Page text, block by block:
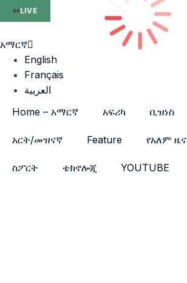
LIVE
አማርኛ
English
Français
العربية
Home – አማርኛ
አፍሪካ ቢዝነስ
አርት/መዝናኛ Feature የአለም ዜና
ስፖርት ቴክኖሎጂ YOUTUBE